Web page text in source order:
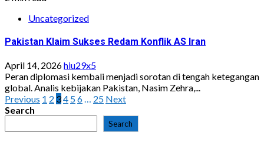
Uncategorized
Pakistan Klaim Sukses Redam Konflik AS Iran
April 14, 2026hiu29x5
Peran diplomasi kembali menjadi sorotan di tengah ketegangan
global. Analis kebijakan Pakistan, Nasim Zehra,...
Posts
Previous 1 2 34 56… 25 Next
Search
Search